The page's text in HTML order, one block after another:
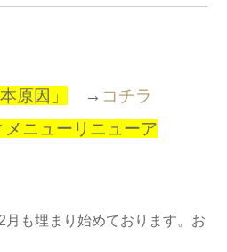
原因」 → コチラ
ニューリニューア
も埋まり始めております。お